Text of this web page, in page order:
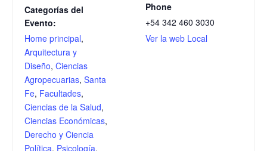
Categorías del
Evento:
Home principal,
Arquitectura y
Diseño, Ciencias
Agropecuarias, Santa
Fe, Facultades,
Ciencias de la Salud,
Ciencias Económicas,
Derecho y Ciencia
Política, Psicología,
Phone
+54 342 460 3030
Ver la web Local